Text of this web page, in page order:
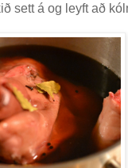
sett á og leyft að